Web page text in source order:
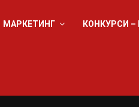
МАРКЕТИНГ КОНКУРСИ